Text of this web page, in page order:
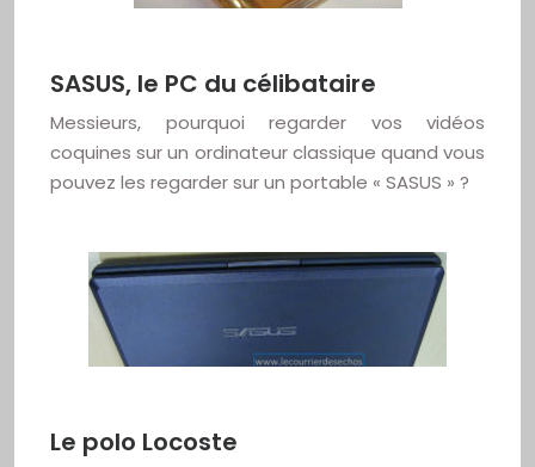
SASUS, le PC du célibataire
Messieurs, pourquoi regarder vos vidéos
coquines sur un ordinateur classique quand vous
pouvez les regarder sur un portable « SASUS » ?
Le polo Locoste